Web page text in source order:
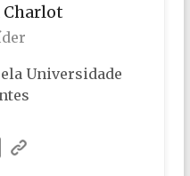
Charlot
Universidade